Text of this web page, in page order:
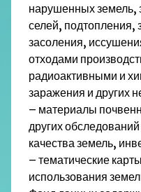
нарушенных земель,
селей, подтопления,
засоления,
отходами
радиоактивными и
заражения и других
– материалы
других
качества земель,
– тематические
использования